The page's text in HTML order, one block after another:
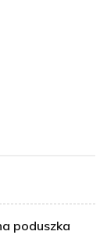
poduszka